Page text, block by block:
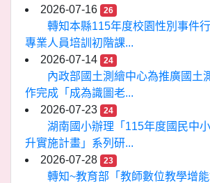
2026-07-16
26
轉知本縣115年度校園性別事件
專業人員培訓初階課...
2026-07-14
24
內政部國土測繪中心為推廣國土
作完成「成為識圖老...
2026-07-23
24
湖南國小辦理「115年度國民中
升實施計畫」系列研...
2026-07-28
23
轉知~教育部「教師數位教學增